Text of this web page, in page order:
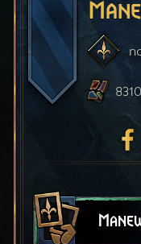
8310